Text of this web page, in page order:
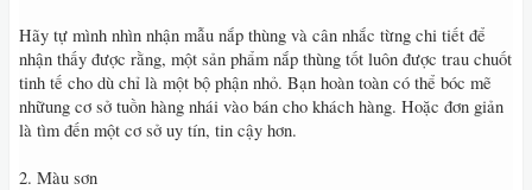
Hãy tự mình nhìn nhận mẫu nắp thùng và cân nhắc từng chi tiết để
nhận thấy được rằng, một sản phẩm nắp thùng tốt luôn được trau chuốt
tinh tế cho dù chỉ là một bộ phận nhỏ. Bạn hoàn toàn có thể bóc mẽ
nhữung cơ sở tuồn hàng nhái vào bán cho khách hàng. Hoặc đơn giản
là tìm đến một cơ sở uy tín, tin cậy hơn.
2. Màu sơn